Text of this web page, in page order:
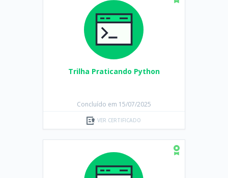
Trilha Praticando Python
Concluído em 15/07/2025
VER CERTIFICADO